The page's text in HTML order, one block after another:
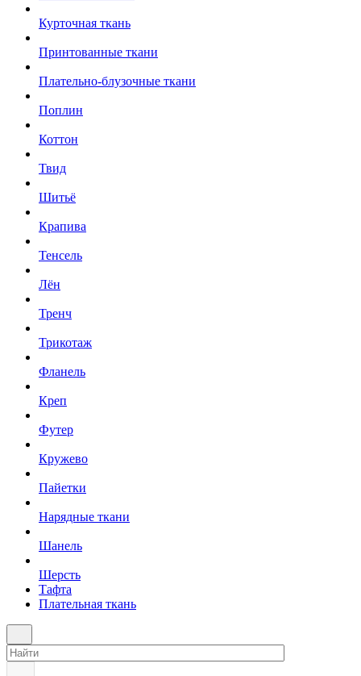
Курточная ткань
Принтованные ткани
Плательно-блузочные ткани
Поплин
Коттон
Твид
Шитьё
Крапива
Тенсель
Лён
Тренч
Трикотаж
Фланель
Креп
Футер
Кружево
Пайетки
Нарядные ткани
Шанель
Шерсть
Тафта
Плательная ткань